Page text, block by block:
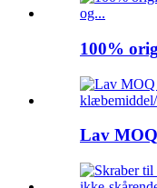
100%
Lav